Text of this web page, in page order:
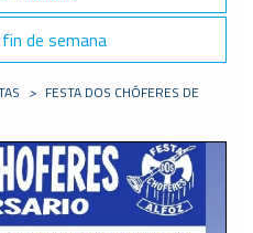
de semana
> FESTA DOS CHÓFERES DE